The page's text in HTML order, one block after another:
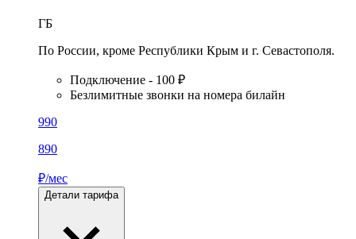
ГБ
По России, кроме Республики Крым и г. Севастополя.
Подключение - 100 ₽
Безлимитные звонки на номера билайн
990
890
₽/мес
Детали тарифа